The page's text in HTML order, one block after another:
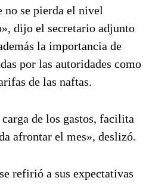
no se pierda el nivel
dijo el secretario adjunto
la importancia de
por las autoridades como
de las naftas.
de los gastos, facilita
afrontar el mes», deslizó.
refirió a sus expectativas